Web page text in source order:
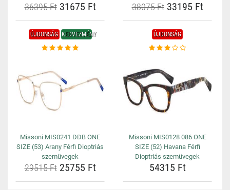
36395 Ft31675 Ft 38075 Ft33195 Ft
ÚJDONSÁG KEDVEZMÉNY
Missoni MIS0241 DDB ONE
SIZE (53) Arany Férfi Dioptriás
szemüvegek
29515 Ft25755 Ft
ÚJDONSÁG
Missoni MIS0128 086 ONE
SIZE (52) Havana Férfi
Dioptriás szemüvegek
54315 Ft